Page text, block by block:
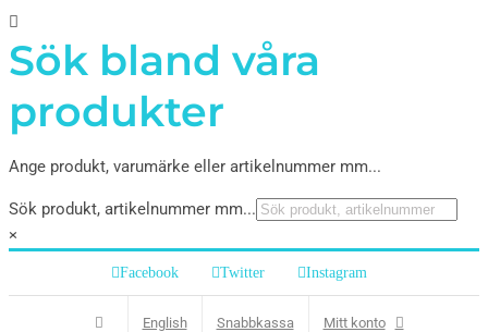
Sök bland våra
produkter
Ange produkt, varumärke eller artikelnummer mm...
Sök produkt, artikelnummer mm...
×
Facebook Twitter Instagram
English Snabbkassa Mitt konto